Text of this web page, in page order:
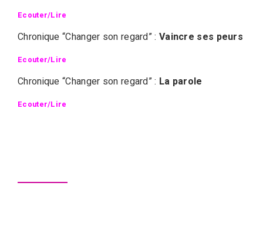
Ecouter/Lire
Chronique “Changer son regard” : Vaincre ses peurs
Ecouter/Lire
Chronique “Changer son regard” : La parole
Ecouter/Lire